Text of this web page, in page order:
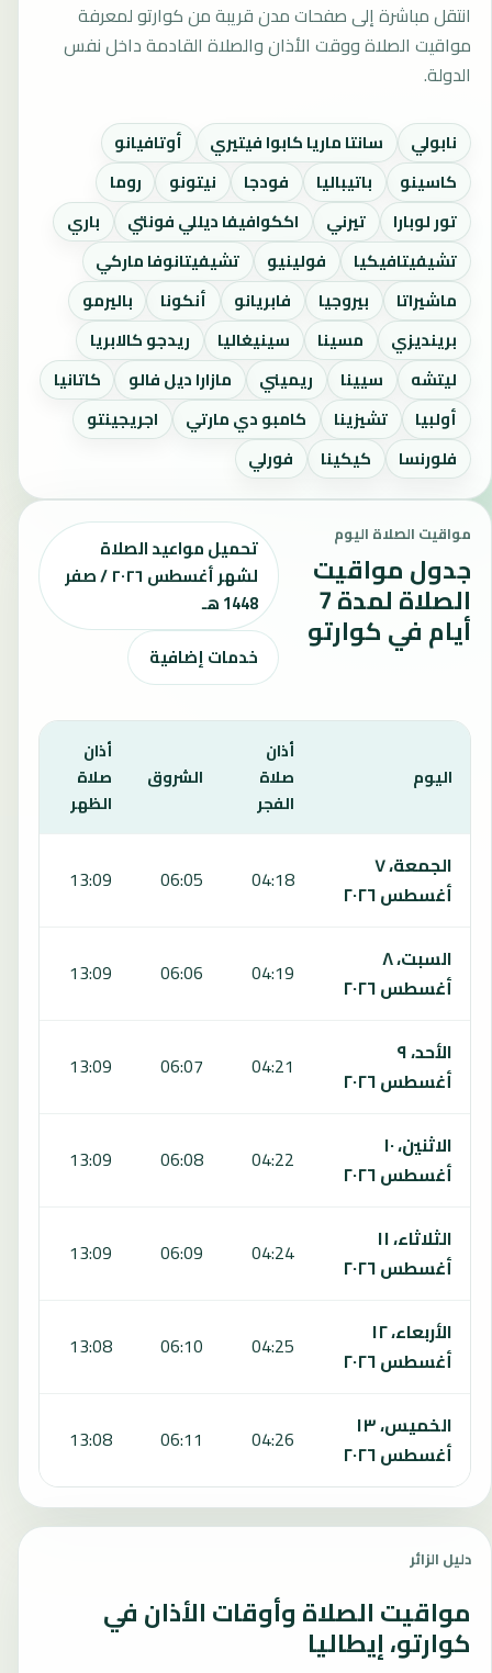
انتقل مباشرة إلى صفحات مدن قريبة من كوارتو لمعرفة
مواقيت الصلاة ووقت الأذان والصلاة القادمة داخل نفس
الدولة.
نابولي سانتا ماريا كابوا فيتيري
أوتافيانو
كاسينو
باتيباليا فودجا نيتونو
روما
تور لوبارا
تيرني اككوافيفا ديللي فونتي
باري
تشيفيتافيكيا
فولينيو
تشيفيتانوفا ماركي
ماشيراتا
بيروجيا فابريانو أنكونا
باليرمو
برينديزي
مسينا سينيغاليا
ريدجو كالابريا
ليتشه
سيينا ريميني مازارا ديل فالو
كاتانيا
أولبيا
تشيزينا كامبو دي مارتي
اجريجينتو
فلورنسا
كيكينا فورلي
مواقيت الصلاة اليوم
جدول مواقيت
الصلاة لمدة 7
أيام في كوارتو
تحميل مواعيد الصلاة
لشهر أغسطس ٢٠٢٦ / صفر
1448 هـ
خدمات إضافية
اليوم
أذان
صلاة
الفجر
الشروق
أذان
صلاة
الظهر
الجمعة، ٧
أغسطس ٢٠٢٦
04:18
06:05
13:09
السبت، ٨
أغسطس ٢٠٢٦
04:19
06:06
13:09
الأحد، ٩
أغسطس ٢٠٢٦
04:21
06:07
13:09
الاثنين، ١٠
أغسطس ٢٠٢٦
04:22
06:08
13:09
الثلاثاء، ١١
أغسطس ٢٠٢٦
04:24
06:09
13:09
الأربعاء، ١٢
أغسطس ٢٠٢٦
04:25
06:10
13:08
الخميس، ١٣
أغسطس ٢٠٢٦
04:26
06:11
13:08
دليل الزائر
مواقيت الصلاة وأوقات الأذان في
كوارتو، إيطاليا